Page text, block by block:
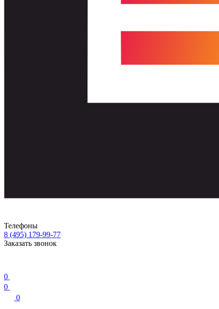
Телефоны
8 (495) 179-99-77
Заказать звонок
0
0
0